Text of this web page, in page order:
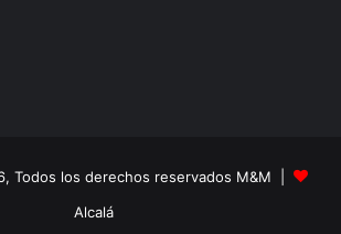
Todos los derechos reservados M&M |
Alcalá